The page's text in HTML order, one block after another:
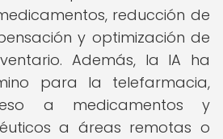
reducción de
y optimización de
Además, la IA ha
para la telefarmacia,
a medicamentos y
a áreas remotas o